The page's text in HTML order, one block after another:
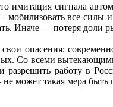
имитация сигнала
мобилизовать все силы
Иначе — потеря доли
опасения:
Со всеми
разрешить работу в
может такая мера быть